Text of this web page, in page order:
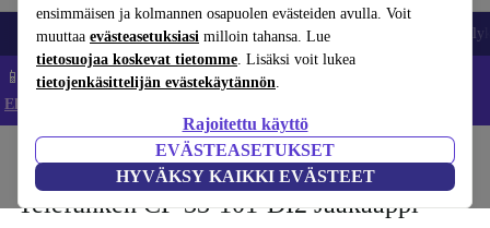
ensimmäisen ja kolmannen osapuolen evästeiden avulla. Voit
muuttaa evästeasetuksiasi milloin tahansa. Lue
tietosuojaa koskevat tietomme. Lisäksi voit lukea
tietojenkäsittelijän evästekäytännön.
Rajoitettu käyttö
EVÄSTEASETUKSET
HYVÄKSY KAIKKI EVÄSTEET
Matkapuhelimet ja älypuhelimet Kannettavat tietokoneet
📱 Säästä 5 % LISÄÄ iPhoneista – Koodi: IPHONEDEAL –
Ehdot ja säännöt
Suuret sähkölaitteet
Telefunken CF-33-101-DI2 Jääkaappi